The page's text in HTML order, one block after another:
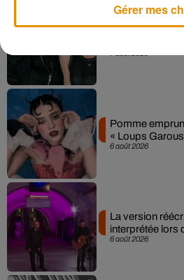
Angèle et
6 août 2026
Pomme
« Loups
6 août 2026
La version
interprétée lors
Gérer mes